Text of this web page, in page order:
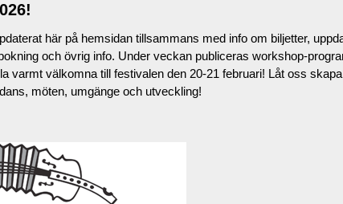
här på hemsidan tillsammans med info om biljetter,
och övrig info. Under veckan publiceras workshop-
varmt välkomna till festivalen den 20-21 februari! Låt oss
möten, umgänge och utveckling!